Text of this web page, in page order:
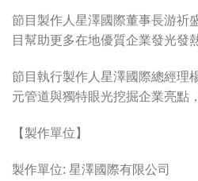
節目製作人星澤國際董事長游祈
目幫助更多在地優質企業發光發
節目執行製作人星澤國際總經理
元管道與獨特眼光挖掘企業亮點
【製作單位】
製作單位: 星澤國際有限公司